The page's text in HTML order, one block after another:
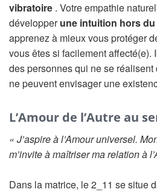
vibratoire . Votre empathie
développerune intuition hors
apprenez à mieux vous protéger
vous êtes si facilement affecté(e).
des personnes qui ne se réalisent
ne peuvent envisager une
L’Amour de l’Autre au
« J’aspire à l’Amour universel.
m’invite à maîtriser ma relation à
Dans la matrice, le 2_11 se situe